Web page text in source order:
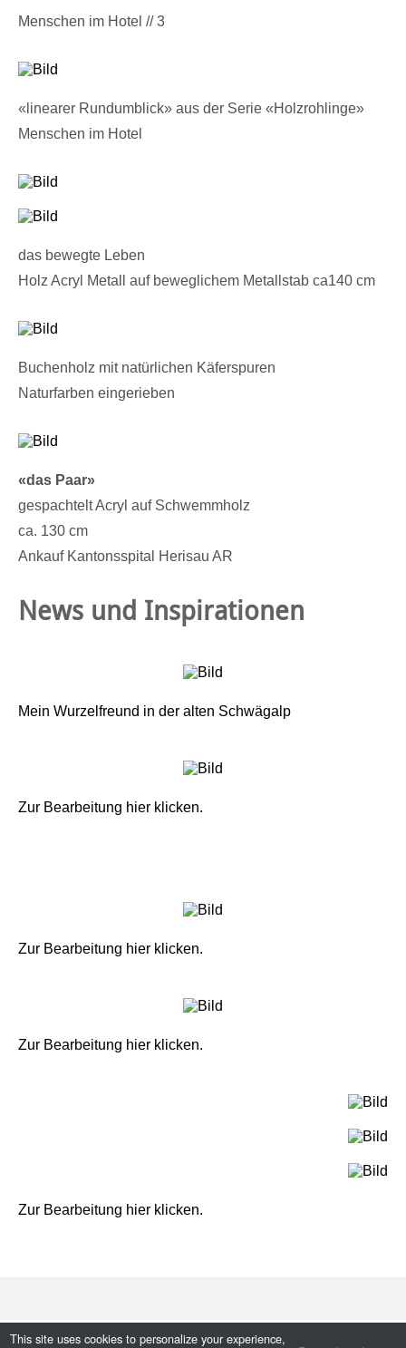
Menschen im Hotel // 3
«linearer Rundumblick» aus der Serie «Holzrohlinge»
​Menschen im Hotel
das bewegte Leben
Holz Acryl Metall auf beweglichem Metallstab ca140 cm
Buchenholz mit natürlichen Käferspuren
Naturfarben eingerieben
«das Paar»
gespachtelt Acryl auf Schwemmholz
ca. 130 cm
Ankauf Kantonsspital Herisau AR
News und Inspirationen
Mein Wurzelfreund in der alten Schwägalp
Zur Bearbeitung hier klicken.
Zur Bearbeitung hier klicken.
Zur Bearbeitung hier klicken.
Zur Bearbeitung hier klicken.
This site uses cookies to personalize your experience,